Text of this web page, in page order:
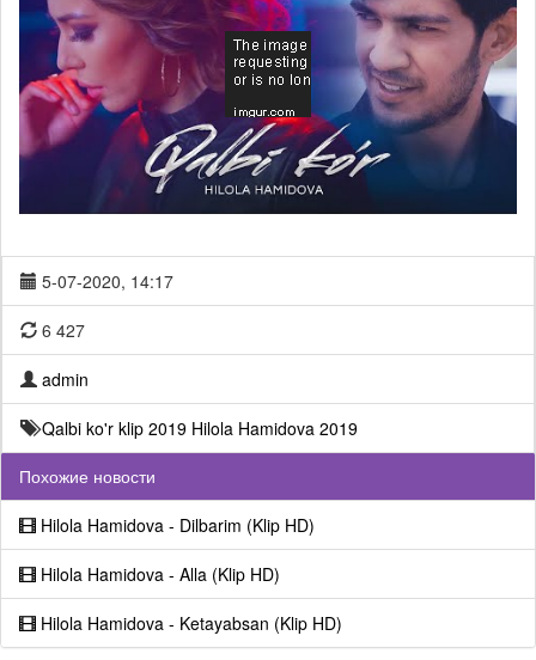
5-07-2020, 14:17
6 427
admin
Qalbi ko'r klip 2019 Hilola Hamidova 2019
Похожие новости
Hilola Hamidova - Dilbarim (Klip HD)
Hilola Hamidova - Alla (Klip HD)
Hilola Hamidova - Ketayabsan (Klip HD)